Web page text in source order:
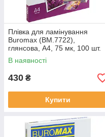
Плівка для ламінування
Buromax (BM.7722),
глянсова, А4, 75 мк, 100 шт.
В наявності
430 ₴
Купити